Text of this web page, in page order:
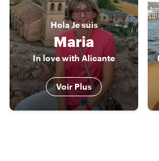
HolaJe suis
Maria
In love with Alicante
Voir Plus